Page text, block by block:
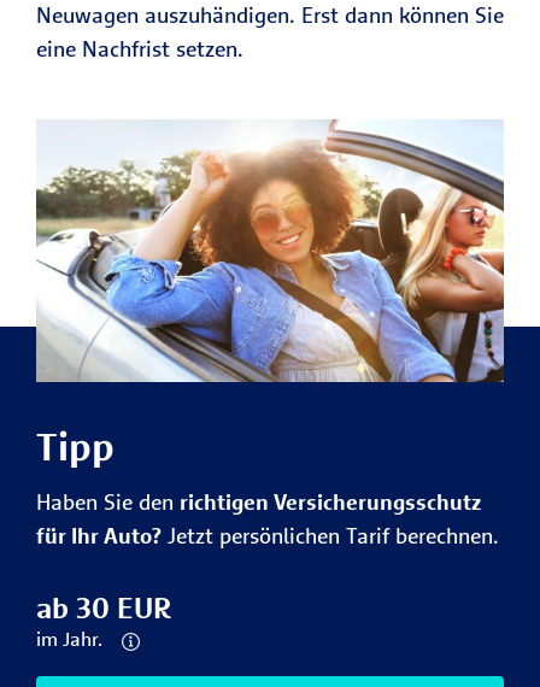
Neuwagen auszuhändigen. Erst dann können Sie
eine Nachfrist setzen.
Tipp
Haben Sie den richtigen Versicherungsschutz
für Ihr Auto? Jetzt persönlichen Tarif berechnen.
ab 30 EUR
im Jahr.